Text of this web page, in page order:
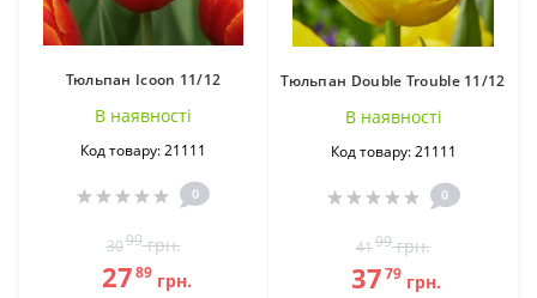
Лікоріс (2) Лілії (275)
Тюльпан Icoon 11/12
В наявностi
Код товару: 21111
0
3099грн.
2789грн.
Тюльпан Double Trouble 11/12
В наявностi
Код товару: 21111
0
4199грн.
3779 грн.